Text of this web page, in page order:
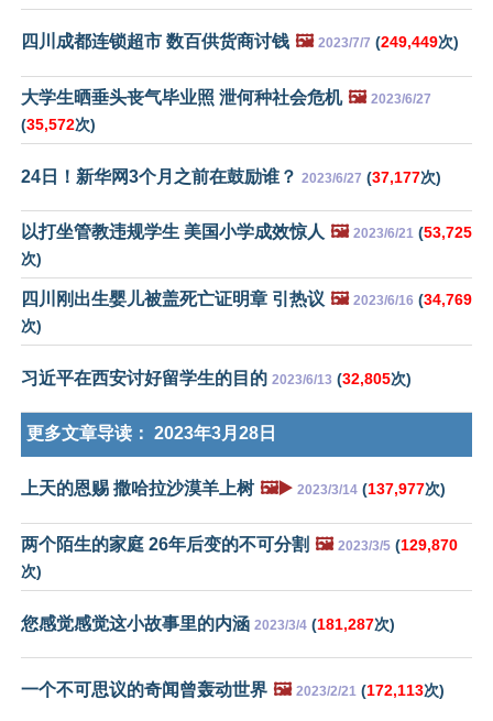
四川成都连锁超市 数百供货商讨钱 🖼️ 2023/7/7 (249,449次)
大学生晒垂头丧气毕业照 泄何种社会危机 🖼️ 2023/6/27
(35,572次)
24日！新华网3个月之前在鼓励谁？ 2023/6/27 (37,177次)
以打坐管教违规学生 美国小学成效惊人 🖼️ 2023/6/21 (53,725
次)
四川刚出生婴儿被盖死亡证明章 引热议 🖼️ 2023/6/16 (34,769
次)
习近平在西安讨好留学生的目的 2023/6/13 (32,805次)
更多文章导读： 2023年3月28日
上天的恩赐 撒哈拉沙漠羊上树 🖼️▶️ 2023/3/14 (137,977次)
两个陌生的家庭 26年后变的不可分割 🖼️ 2023/3/5 (129,870
次)
您感觉感觉这小故事里的内涵 2023/3/4 (181,287次)
一个不可思议的奇闻曾轰动世界 🖼️ 2023/2/21 (172,113次)